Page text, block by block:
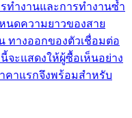
ทำงานและการทำงานซ้ำ
หนดความยาวของสาย
ทางออกของตัวเชื่อมต่อ
จะแสดงให้ผู้ซื้อเห็นอย่าง
คาแรกจึงพร้อมสำหรับ